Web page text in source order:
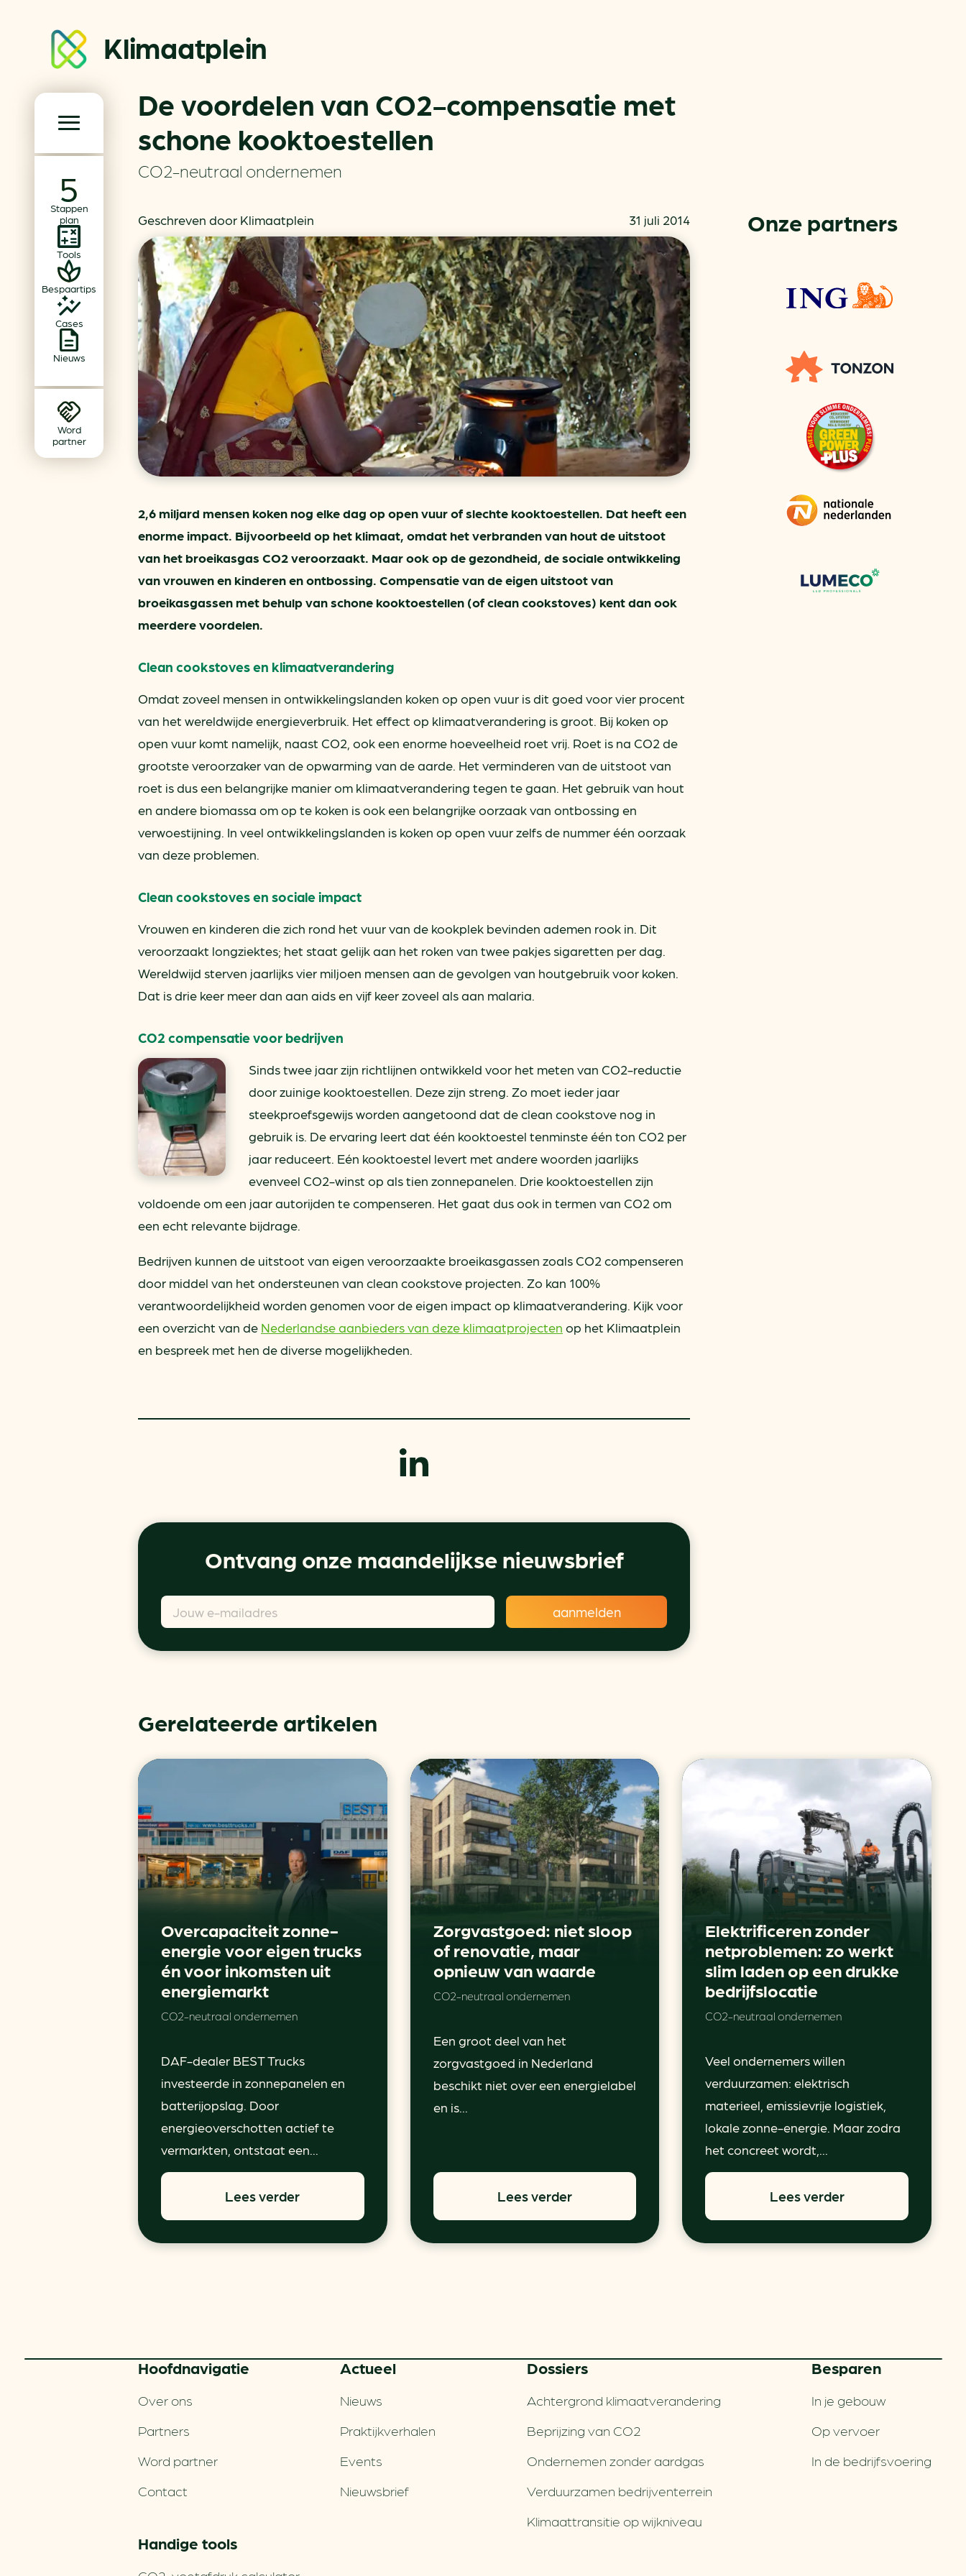
Klimaatplein
Stappen
plan
Tools
Bespaartips
Cases
Nieuws
Word
partner
Klimaatplein
Hoofd­navigatie
Partners
Word partner
Contact
Events
Nieuwsbrief
Dossiers
Achtergrond klimaatverandering
Beprijzing van CO2
Ondernemen zonder aardgas
Verduurzamen bedrijventerrein
Klimaattransitie op wijkniveau
Besparen
In je gebouw
Op vervoer
In de bedrijfsvoering
MKB energie bespaarcheck
Terugverdien­tijden
Subsidiewijzer voor ondernemers
Voorkomen van klimaatschade
Autobrandstof besparen
Verlichtingscan
Wegwijzers energie besparen
Hergebruiken of recyclen van bijproducten
voor het MKB
Energie besparen op uw PC
info@klimaatplein.nl (073) 822 74 86
De voordelen van CO2-compensatie met
schone kooktoestellen
CO2-neutraal ondernemen
Geschreven door Klimaatplein 31 juli 2014
2,6 miljard mensen koken nog elke dag op open vuur of slechte kooktoestellen. Dat heeft een
enorme impact. Bijvoorbeeld op het klimaat, omdat het verbranden van hout de uitstoot
van het broeikasgas CO2 veroorzaakt. Maar ook op de gezondheid, de sociale ontwikkeling
van vrouwen en kinderen en ontbossing. Compensatie van de eigen uitstoot van
broeikasgassen met behulp van schone kooktoestellen (of clean cookstoves) kent dan ook
meerdere voordelen.
Clean cookstoves en klimaatverandering
Omdat zoveel mensen in ontwikkelingslanden koken op open vuur is dit goed voor vier procent
van het wereldwijde energieverbruik. Het effect op klimaatverandering is groot. Bij koken op
open vuur komt namelijk, naast CO2, ook een enorme hoeveelheid roet vrij. Roet is na CO2 de
grootste veroorzaker van de opwarming van de aarde. Het verminderen van de uitstoot van
roet is dus een belangrijke manier om klimaatverandering tegen te gaan. Het gebruik van hout
en andere biomassa om op te koken is ook een belangrijke oorzaak van ontbossing en
verwoestijning. In veel ontwikkelingslanden is koken op open vuur zelfs de nummer één oorzaak
van deze problemen.
Clean cookstoves en sociale impact
Vrouwen en kinderen die zich rond het vuur van de kookplek bevinden ademen rook in. Dit
veroorzaakt longziektes; het staat gelijk aan het roken van twee pakjes sigaretten per dag.
Wereldwijd sterven jaarlijks vier miljoen mensen aan de gevolgen van houtgebruik voor koken.
Dat is drie keer meer dan aan aids en vijf keer zoveel als aan malaria.
CO2 compensatie voor bedrijven
Sinds twee jaar zijn richtlijnen ontwikkeld voor het meten van CO2-reductie
door zuinige kooktoestellen. Deze zijn streng. Zo moet ieder jaar
steekproefsgewijs worden aangetoond dat de clean cookstove nog in
gebruik is. De ervaring leert dat één kooktoestel tenminste één ton CO2 per
jaar reduceert. Eén kooktoestel levert met andere woorden jaarlijks
evenveel CO2-winst op als tien zonnepanelen. Drie kooktoestellen zijn
voldoende om een jaar autorijden te compenseren. Het gaat dus ook in termen van CO2 om
een echt relevante bijdrage.
Bedrijven kunnen de uitstoot van eigen veroorzaakte broeikasgassen zoals CO2 compenseren
door middel van het ondersteunen van clean cookstove projecten. Zo kan 100%
verantwoordelijkheid worden genomen voor de eigen impact op klimaatverandering. Kijk voor
een overzicht van de Nederlandse aanbieders van deze klimaatprojecten op het Klimaatplein
en bespreek met hen de diverse mogelijkheden.
Ontvang onze maandelijkse nieuwsbrief
Onze partners
Gerelateerde artikelen
Overcapaciteit zonne-
energie voor eigen trucks
én voor inkomsten uit
energiemarkt
CO2-neutraal ondernemen
DAF-dealer BEST Trucks
investeerde in zonnepanelen en
batterijopslag. Door
energieoverschotten actief te
vermarkten, ontstaat een...
Lees verder
Zorgvastgoed: niet sloop
of renovatie, maar
opnieuw van waarde
CO2-neutraal ondernemen
Een groot deel van het
zorgvastgoed in Nederland
beschikt niet over een energielabel
en is...
Lees verder
Elektrificeren zonder
netproblemen: zo werkt
slim laden op een drukke
bedrijfslocatie
CO2-neutraal ondernemen
Veel ondernemers willen
verduurzamen: elektrisch
materieel, emissievrije logistiek,
lokale zonne-energie. Maar zodra
het concreet wordt,...
Lees verder
Hoofd­navigatie
Over ons
Partners
Word partner
Contact
Actueel
Nieuws
Praktijkverhalen
Events
Nieuwsbrief
Dossiers
Achtergrond klimaatverandering
Beprijzing van CO2
Ondernemen zonder aardgas
Verduurzamen bedrijventerrein
Klimaattransitie op wijkniveau
Besparen
In je gebouw
Op vervoer
In de bedrijfsvoering
Handige tools